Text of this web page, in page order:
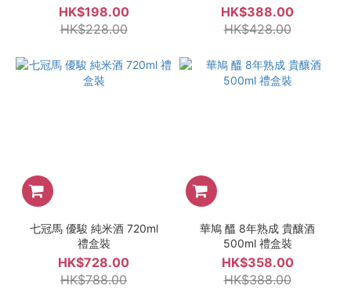
HK$198.00
HK$228.00
HK$388.00
HK$428.00
七冠馬 優駿 純米酒 720ml
禮盒裝
HK$728.00
HK$788.00
華鳩 醞 8年熟成 貴釀酒
500ml 禮盒裝
HK$358.00
HK$388.00